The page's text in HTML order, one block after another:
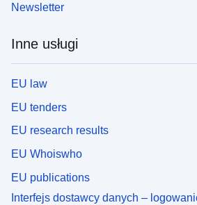
Newsletter
Inne usługi
EU law
EU tenders
EU research results
EU Whoiswho
EU publications
Interfejs dostawcy danych –